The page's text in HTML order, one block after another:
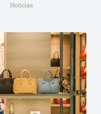
Noticias